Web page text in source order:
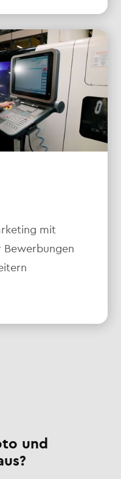
mit
Bewerbungen
und